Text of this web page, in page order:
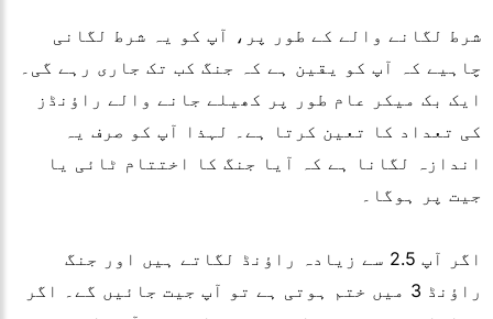
شرط لگانے والے کے طور پر، آپ کو یہ شرط لگانی
چاہیے کہ آپ کو یقین ہے کہ جنگ کب تک جاری رہے گی۔
ایک بک میکر عام طور پر کھیلے جانے والے راؤنڈز
کی تعداد کا تعین کرتا ہے۔ لہذا آپ کو صرف یہ
اندازہ لگانا ہے کہ آیا جنگ کا اختتام ٹائی یا
جیت پر ہوگا۔
اگر آپ 2.5 سے زیادہ راؤنڈ لگاتے ہیں اور جنگ
راؤنڈ 3 میں ختم ہوتی ہے تو آپ جیت جائیں گے۔ اگر